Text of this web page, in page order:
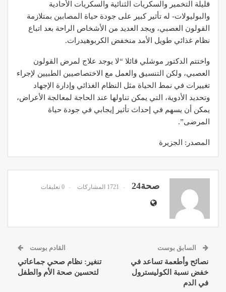
قليلة التخمير والسكريات ‫الثنائية والسكريات الأحادية
والبوليولات- له تأثير كبير على جودة حياة ‫المصابين بمتلازمة
القولون العصبي، ويجد العديد من الأشخاص الراحة بعد ‫اتباع
نظام غذائي طويل الأمد منخفض الكربوهيدرات.
واختتم الدكتور موشلي قائلا “لا يوجد علاج لمرض القولون
العصبي، ولكن ‫التنسيق والعمل مع الاختصاصيين الطبيين لإجراء
تغييرات في نمط الحياة ‫مثل النظام الغذائي وإدارة الإجهاد
وتحديد الأدوية، التي يمكن تناولها عند الحاجة لمعالجة الأعراض،
يمكن أن يسهم في إحداث تأثير إيجابي في ‫جودة حياة
المرضى”.
المصدر: الجزيرة
صحة24 1721 المشاركات 0 تعليقات
السابق بوست
نصائح وأطعمة تساعد في
خفض نسبة الكوليسترول
في الدم
القادم بوست
تنغير: نظام صحي جماعاتي
لتحسين صحة الأم والطفل